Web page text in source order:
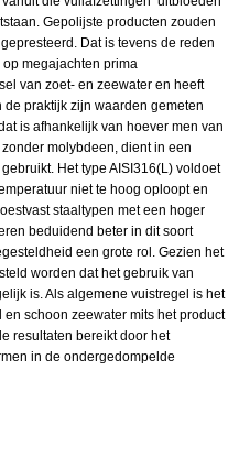
Gepolijste producten zouden
Dat is tevens de reden
megajachten prima
van zoet- en zeewater en heeft
praktijk zijn waarden gemeten
is afhankelijk van hoever men van
molybdeen, dient in een
Het type AISI316(L) voldoet
niet te hoog oploopt en
staaltypen met een hoger
beduidend beter in dit soort
een grote rol. Gezien het
worden dat het gebruik van
is. Als algemene vuistregel is het
schoon zeewater mits het product
resultaten bereikt door het
in de ondergedompelde